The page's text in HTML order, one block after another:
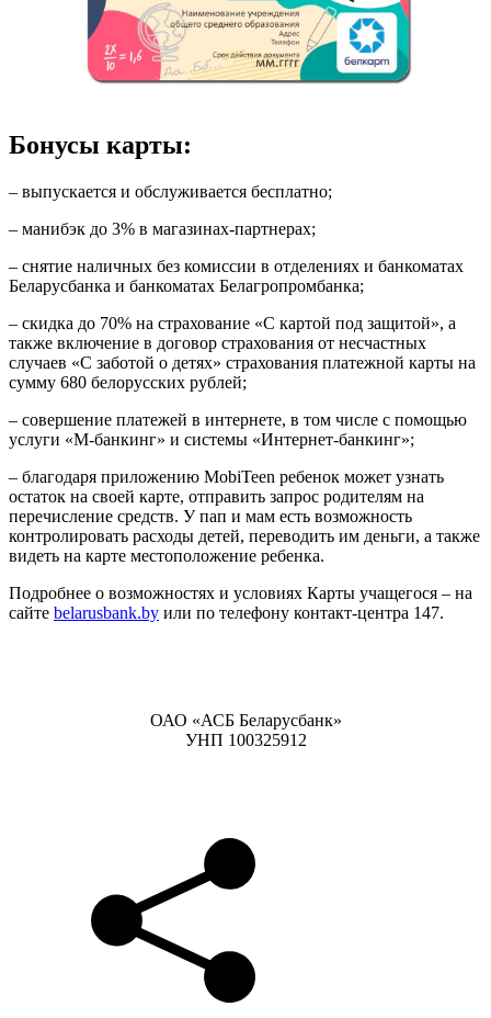
Бонусы карты:
– выпускается и обслуживается бесплатно;
– манибэк до 3% в магазинах-партнерах;
– снятие наличных без комиссии в отделениях и банкоматах
Беларусбанка и банкоматах Белагропромбанка;
– скидка до 70% на страхование «С картой под защитой», а
также включение в договор страхования от несчастных
случаев «С заботой о детях» страхования платежной карты на
сумму 680 белорусских рублей;
– совершение платежей в интернете, в том числе с помощью
услуги «М-банкинг» и системы «Интернет-банкинг»;
– благодаря приложению MobiTeen ребенок может узнать
остаток на своей карте, отправить запрос родителям на
перечисление средств. У пап и мам есть возможность
контролировать расходы детей, переводить им деньги, а также
видеть на карте местоположение ребенка.
Подробнее о возможностях и условиях Карты учащегося – на
сайте belarusbank.by или по телефону контакт-центра 147.
ОАО «АСБ Беларусбанк»
УНП 100325912